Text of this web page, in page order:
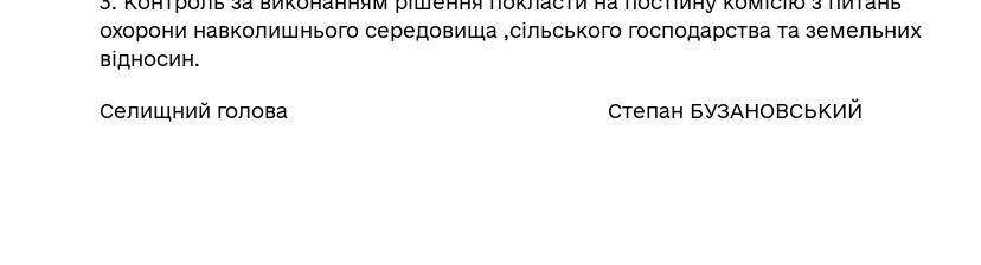
охорони навколишнього середовища ,сільського господарства та земельних
відносин.
Селищний голова Степан БУЗАНОВСЬКИЙ